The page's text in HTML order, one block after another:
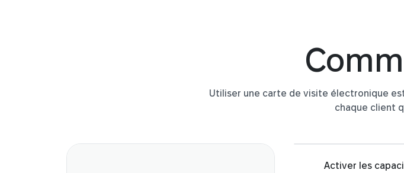
Utiliser une carte de visite électronique
chaque client
Activer les